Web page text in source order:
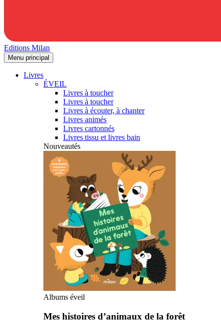
Editions Milan
Menu principal
Livres
ÉVEIL
Livres à toucher
Livres à toucher
Livres à écouter, à chanter
Livres animés
Livres cartonnés
Livres tissu et livres bain
Nouveautés
Albums éveil
Mes histoires d’animaux de la forêt